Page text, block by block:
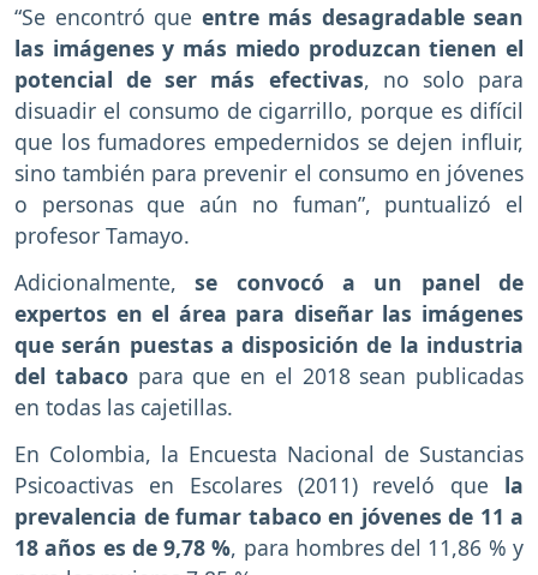
“Se encontró que entre más desagradable sean
las imágenes y más miedo produzcan tienen el
potencial de ser más efectivas, no solo para
disuadir el consumo de cigarrillo, porque es difícil
que los fumadores empedernidos se dejen influir,
sino también para prevenir el consumo en jóvenes
o personas que aún no fuman”, puntualizó el
profesor Tamayo.
Adicionalmente,se convocó a un panel de
expertos en el área para diseñar las imágenes
que serán puestas a disposición de la industria
del tabaco para que en el 2018 sean publicadas
en todas las cajetillas.
En Colombia, la Encuesta Nacional de Sustancias
Psicoactivas en Escolares (2011) reveló que la
prevalencia de fumar tabaco en jóvenes de 11 a
18 años es de 9,78 %, para hombres del 11,86 % y